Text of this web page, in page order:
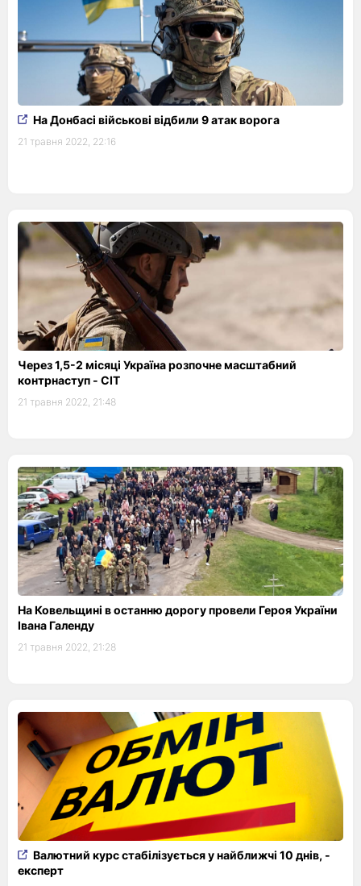
На Донбасі військові відбили 9 атак ворога
21 травня 2022, 22:16
Через 1,5-2 місяці Україна розпочне масштабний
контрнаступ - СІТ
21 травня 2022, 21:48
На Ковельщині в останню дорогу провели Героя України
Івана Галенду
21 травня 2022, 21:28
Валютний курс стабілізується у найближчі 10 днів, -
експерт